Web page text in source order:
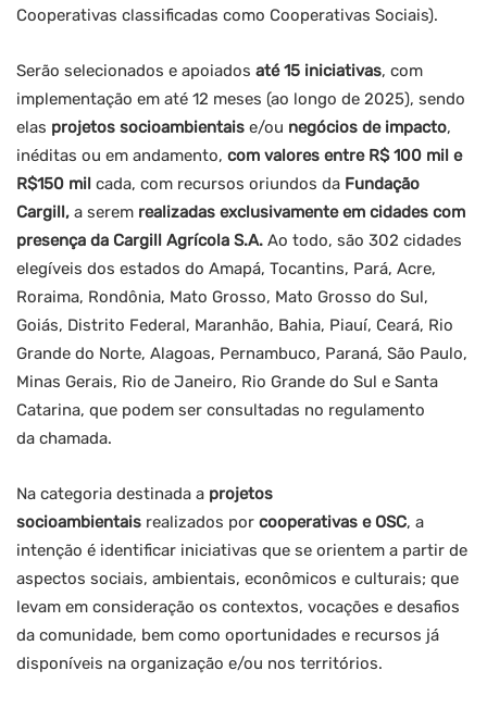
Cooperativas classificadas como Cooperativas Sociais).
Serão selecionados e apoiados até 15 iniciativas, com
implementação em até 12 meses (ao longo de 2025), sendo
elas projetos socioambientais e/ou negócios de impacto,
inéditas ou em andamento, com valores entre R$ 100 mil e
R$150 mil cada, com recursos oriundos da Fundação
Cargill, a serem realizadas exclusivamente em cidades com
presença da Cargill Agrícola S.A. Ao todo, são 302 cidades
elegíveis dos estados do Amapá, Tocantins, Pará, Acre,
Roraima, Rondônia, Mato Grosso, Mato Grosso do Sul,
Goiás, Distrito Federal, Maranhão, Bahia, Piauí, Ceará, Rio
Grande do Norte, Alagoas, Pernambuco, Paraná, São Paulo,
Minas Gerais, Rio de Janeiro, Rio Grande do Sul e Santa
Catarina, que podem ser consultadas no regulamento
da chamada.
Na categoria destinada a projetos
socioambientais realizados por cooperativas e OSC, a
intenção é identificar iniciativas que se orientem a partir de
aspectos sociais, ambientais, econômicos e culturais; que
levam em consideração os contextos, vocações e desafios
da comunidade, bem como oportunidades e recursos já
disponíveis na organização e/ou nos territórios.